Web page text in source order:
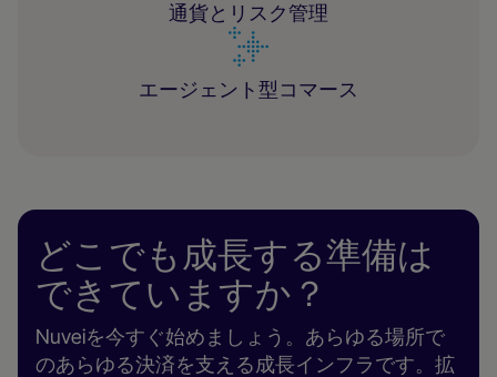
通貨とリスク管理
エージェント型コマース
どこでも成長する準備は
できていますか？
Nuveiを今すぐ始めましょう。あらゆる場所で
のあらゆる決済を支える成長インフラです。拡